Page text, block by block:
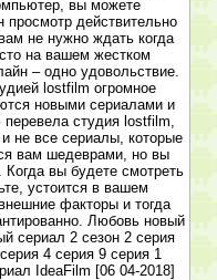
вы можете
просмотр действительно
не нужно ждать когда
на вашем жестком
– одно удовольствие.
lostfilm огромное
новыми сериалами и
студия lostfilm,
не все сериалы, которые
вам шедеврами, но вы
Когда вы будете смотреть
устоится в вашем
факторы и тогда
Любовь новый
сериал 2 сезон 2 серия
4 серия 9 серия 1
IdeaFilm [06 04-2018]